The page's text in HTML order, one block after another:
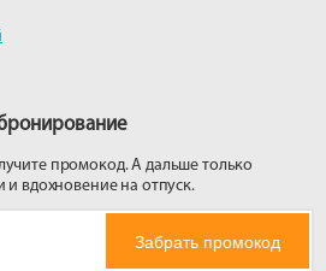
промокод. А дальше только
и вдохновение на отпуск.
Забрать промокод